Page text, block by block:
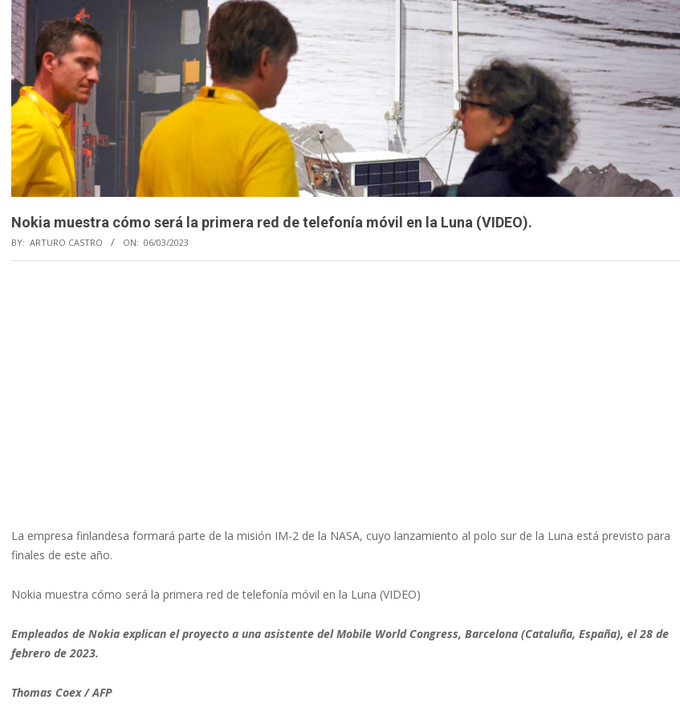
Nokia muestra cómo será la primera red de telefonía móvil en la Luna (VIDEO).
BY: ARTURO CASTRO ON: 06/03/2023
La empresa finlandesa formará parte de la misión IM-2 de la NASA, cuyo lanzamiento al polo sur de la Luna está previsto para
finales de este año.
Nokia muestra cómo será la primera red de telefonía móvil en la Luna (VIDEO)
Empleados de Nokia explican el proyecto a una asistente del Mobile World Congress, Barcelona (Cataluña, España), el 28 de
febrero de 2023.
Thomas Coex / AFP